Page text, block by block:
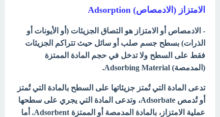
الامتزاز (الادمصاص) Adsorption
- الادمصاص أو الامتزاز هو التصاق الجزيئات (أو الأيونات أو
الذرات) بسطح جسم صلب أو سائل حيث تتراكم الجزيئات
فقط على السطح ولا تدخل في حجم المادة الممتزة
(المدمصة) Adsorbing Material.
تدعى المادة التي تُمتز جزيئاتها على السطح بالمادة التي تُمتز
أو تُدمص Adsorbate، وتدعى المادة التي يجري على سطحها
عملية الامتزاز، بالمادة المدمصة أو الممتزة Adsorbent. أما